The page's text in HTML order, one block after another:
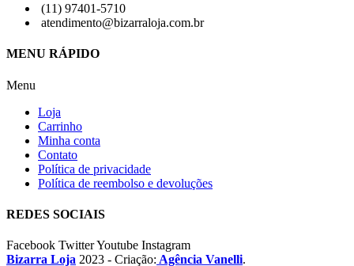
(11) 97401-5710
atendimento@bizarraloja.com.br
MENU RÁPIDO
Menu
Loja
Carrinho
Minha conta
Contato
Política de privacidade
Política de reembolso e devoluções
REDES SOCIAIS
Facebook TwitterYoutube Instagram
Bizarra Loja 2023 - Criação: Agência Vanelli.